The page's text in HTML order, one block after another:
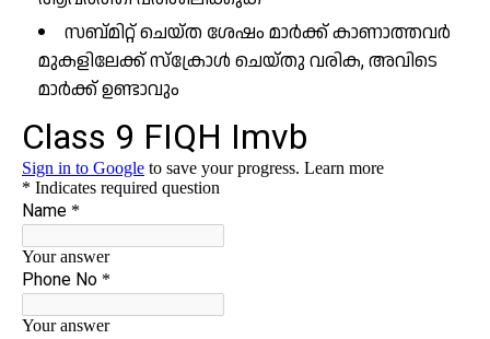
സബ്മിറ്റ് ചെയ്ത ശേഷം മാർക്ക് കാണാത്തവർ
മുകളിലേക്ക് സ്ക്രോൾ ചെയ്തു വരിക, അവിടെ
മാർക്ക് ഉണ്ടാവും